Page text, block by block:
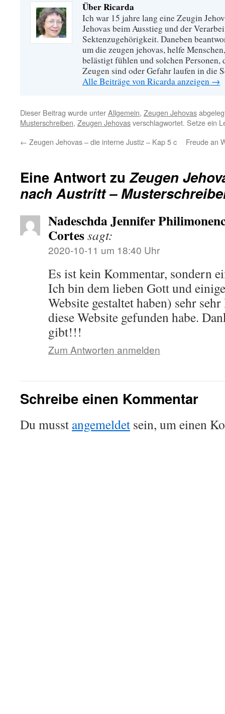
Über Ricarda
Ich war 15 jahre lang eine Zeugin
Jehovas beim Ausstieg und der
Sektenzugehörigkeit. Daneben
um die zeugen jehovas, helfe
belästigt fühlen und solchen Personen,
Zeugen sind oder Gefahr laufen in die
Alle Beiträge von Ricarda anzeigen →
Dieser Beitrag wurde unterAllgemein, Zeugen Jehovas
Musterschreiben, Zeugen Jehovasverschlagwortet. Setze ein
← Zeugen Jehovas – die interne Justiz – Kap 5 c Freude an
Eine Antwort zuZeugen
nach Austritt –
Nadeschda Jennifer
Cortessagt:
2020-10-11 um 18:40 Uhr
Es ist kein Kommentar, sondern
Ich bin dem lieben Gott und
Website gestaltet haben) sehr
diese Website gefunden habe.
gibt!!!
Zum Antworten anmelden
Schreibe einen Kommentar
Du musst angemeldet sein, um einen